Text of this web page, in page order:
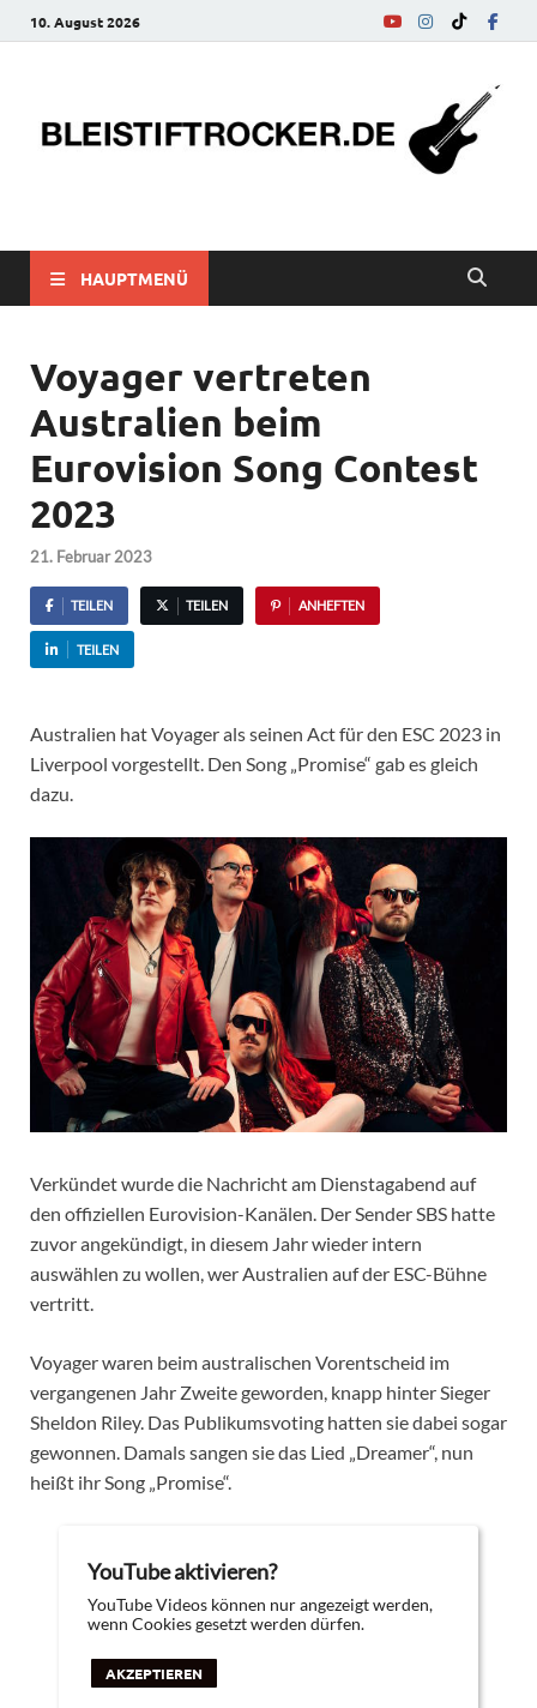
10. August 2026
bleistiftrocker.de
HAUPTMENÜ
Voyager vertreten
Australien beim
Eurovision Song Contest
2023
21. Februar 2023
TEILEN TEILEN ANHEFTEN
TEILEN
Australien hat Voyager als seinen Act für den ESC 2023 in
Liverpool vorgestellt. Den Song „Promise“ gab es gleich
dazu.
Verkündet wurde die Nachricht am Dienstagabend auf
den offiziellen Eurovision-Kanälen. Der Sender SBS hatte
zuvor angekündigt, in diesem Jahr wieder intern
auswählen zu wollen, wer Australien auf der ESC-Bühne
vertritt.
Voyager waren beim australischen Vorentscheid im
vergangenen Jahr Zweite geworden, knapp hinter Sieger
Sheldon Riley. Das Publikumsvoting hatten sie dabei sogar
gewonnen. Damals sangen sie das Lied „Dreamer“, nun
heißt ihr Song „Promise“.
YouTube aktivieren?
YouTube Videos können nur angezeigt werden,
wenn Cookies gesetzt werden dürfen.
AKZEPTIEREN